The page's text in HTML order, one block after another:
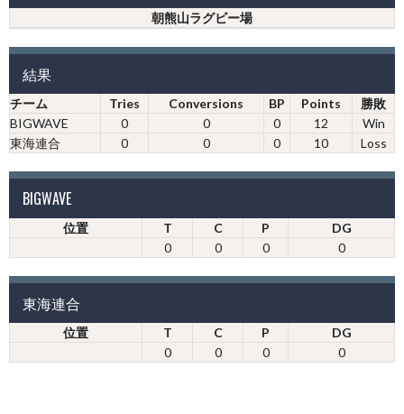
朝熊山ラグビー場
結果
チーム Tries Conversions BP Points
勝敗
BIGWAVE
0 0 0 12
Win
東海連合
0 0 0 10 Loss
BIGWAVE
位置 T C P
DG
0
0 0 0
東海連合
位置 T C P
DG
0
0 0 0